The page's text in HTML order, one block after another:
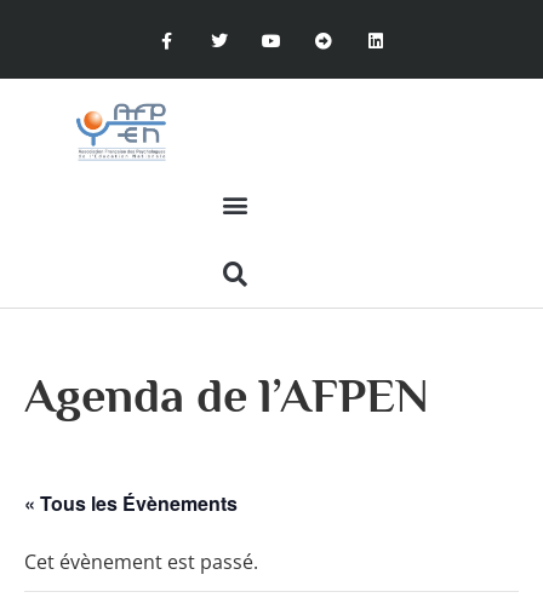
Agenda de l’AFPEN
« Tous les Évènements
Cet évènement est passé.